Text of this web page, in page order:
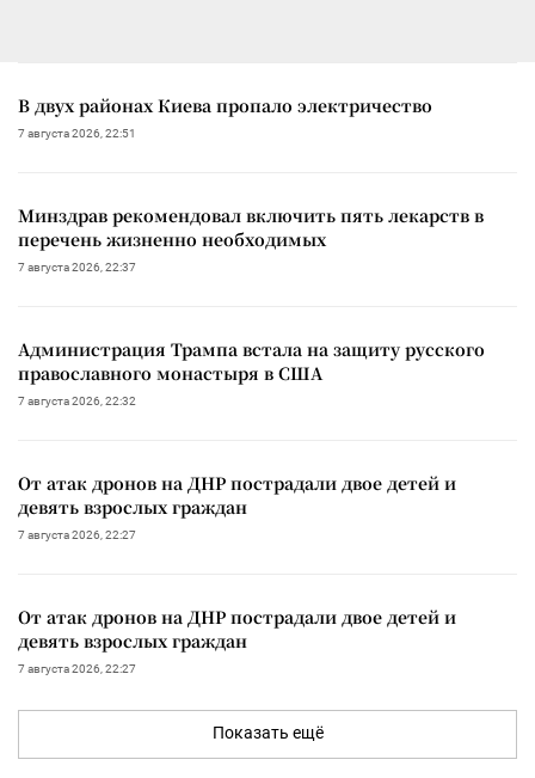
В двух районах Киева пропало электричество
7 августа 2026, 22:51
Минздрав рекомендовал включить пять лекарств в
перечень жизненно необходимых
7 августа 2026, 22:37
Администрация Трампа встала на защиту русского
православного монастыря в США
7 августа 2026, 22:32
От атак дронов на ДНР пострадали двое детей и
девять взрослых граждан
7 августа 2026, 22:27
От атак дронов на ДНР пострадали двое детей и
девять взрослых граждан
7 августа 2026, 22:27
Показать ещё